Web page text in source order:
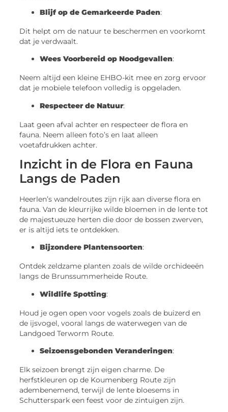
Blijf op de Gemarkeerde Paden:
Dit helpt om de natuur te beschermen en voorkomt
dat je verdwaalt.
Wees Voorbereid op Noodgevallen:
Neem altijd een kleine EHBO-kit mee en zorg ervoor
dat je mobiele telefoon volledig is opgeladen.
Respecteer de Natuur:
Laat geen afval achter en respecteer de flora en
fauna. Neem alleen foto’s en laat alleen
voetafdrukken achter.
Inzicht in de Flora en Fauna
Langs de Paden
Heerlen’s wandelroutes zijn rijk aan diverse flora en
fauna. Van de kleurrijke wilde bloemen in de lente tot
de majestueuze herten die door de bossen zwerven,
er is altijd iets te ontdekken.
Bijzondere Plantensoorten:
Ontdek zeldzame planten zoals de wilde orchideeën
langs de Brunssummerheide Route.
Wildlife Spotting:
Houd je ogen open voor vogels zoals de buizerd en
de ijsvogel, vooral langs de waterwegen van de
Landgoed Terworm Route.
Seizoensgebonden Veranderingen:
Elk seizoen brengt zijn eigen charme. De
herfstkleuren op de Koumenberg Route zijn
adembenemend, terwijl de lente bloesems in
Schutterspark een feest voor de zintuigen zijn.